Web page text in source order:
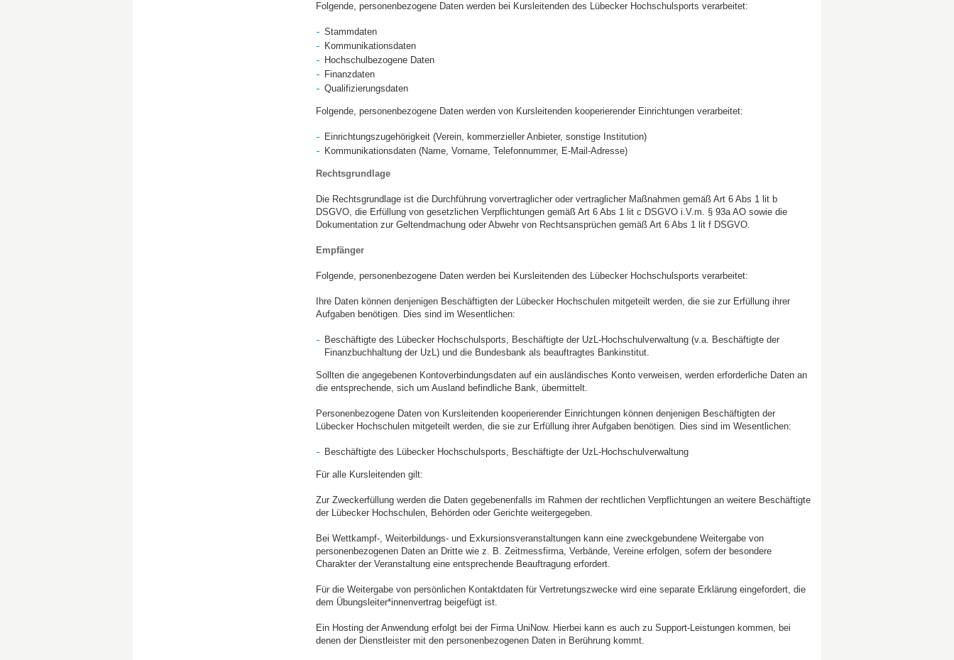
Folgende, personenbezogene Daten werden bei Kursleitenden des Lübecker Hochschulsports verarbeitet:
Stammdaten
Kommunikationsdaten
Hochschulbezogene Daten
Finanzdaten
Qualifizierungsdaten
Folgende, personenbezogene Daten werden von Kursleitenden kooperierender Einrichtungen verarbeitet:
Einrichtungszugehörigkeit (Verein, kommerzieller Anbieter, sonstige Institution)
Kommunikationsdaten (Name, Vorname, Telefonnummer, E-Mail-Adresse)
Rechtsgrundlage
Die Rechtsgrundlage ist die Durchführung vorvertraglicher oder vertraglicher Maßnahmen gemäß Art 6 Abs 1 lit b
DSGVO, die Erfüllung von gesetzlichen Verpflichtungen gemäß Art 6 Abs 1 lit c DSGVO i.V.m. § 93a AO sowie die
Dokumentation zur Geltendmachung oder Abwehr von Rechtsansprüchen gemäß Art 6 Abs 1 lit f DSGVO.
Empfänger
Folgende, personenbezogene Daten werden bei Kursleitenden des Lübecker Hochschulsports verarbeitet:
Ihre Daten können denjenigen Beschäftigten der Lübecker Hochschulen mitgeteilt werden, die sie zur Erfüllung ihrer
Aufgaben benötigen. Dies sind im Wesentlichen:
Beschäftigte des Lübecker Hochschulsports, Beschäftigte der UzL-Hochschulverwaltung (v.a. Beschäftigte der
Finanzbuchhaltung der UzL) und die Bundesbank als beauftragtes Bankinstitut.
Sollten die angegebenen Kontoverbindungsdaten auf ein ausländisches Konto verweisen, werden erforderliche Daten an
die entsprechende, sich um Ausland befindliche Bank, übermittelt.
Personenbezogene Daten von Kursleitenden kooperierender Einrichtungen können denjenigen Beschäftigten der
Lübecker Hochschulen mitgeteilt werden, die sie zur Erfüllung ihrer Aufgaben benötigen. Dies sind im Wesentlichen:
Beschäftigte des Lübecker Hochschulsports, Beschäftigte der UzL-Hochschulverwaltung
Für alle Kursleitenden gilt:
Zur Zweckerfüllung werden die Daten gegebenenfalls im Rahmen der rechtlichen Verpflichtungen an weitere Beschäftigte
der Lübecker Hochschulen, Behörden oder Gerichte weitergegeben.
Bei Wettkampf-, Weiterbildungs- und Exkursionsveranstaltungen kann eine zweckgebundene Weitergabe von
personenbezogenen Daten an Dritte wie z. B. Zeitmessfirma, Verbände, Vereine erfolgen, sofern der besondere
Charakter der Veranstaltung eine entsprechende Beauftragung erfordert.
Für die Weitergabe von persönlichen Kontaktdaten für Vertretungszwecke wird eine separate Erklärung eingefordert, die
dem Übungsleiter*innenvertrag beigefügt ist.
Ein Hosting der Anwendung erfolgt bei der Firma UniNow. Hierbei kann es auch zu Support-Leistungen kommen, bei
denen der Dienstleister mit den personenbezogenen Daten in Berührung kommt.